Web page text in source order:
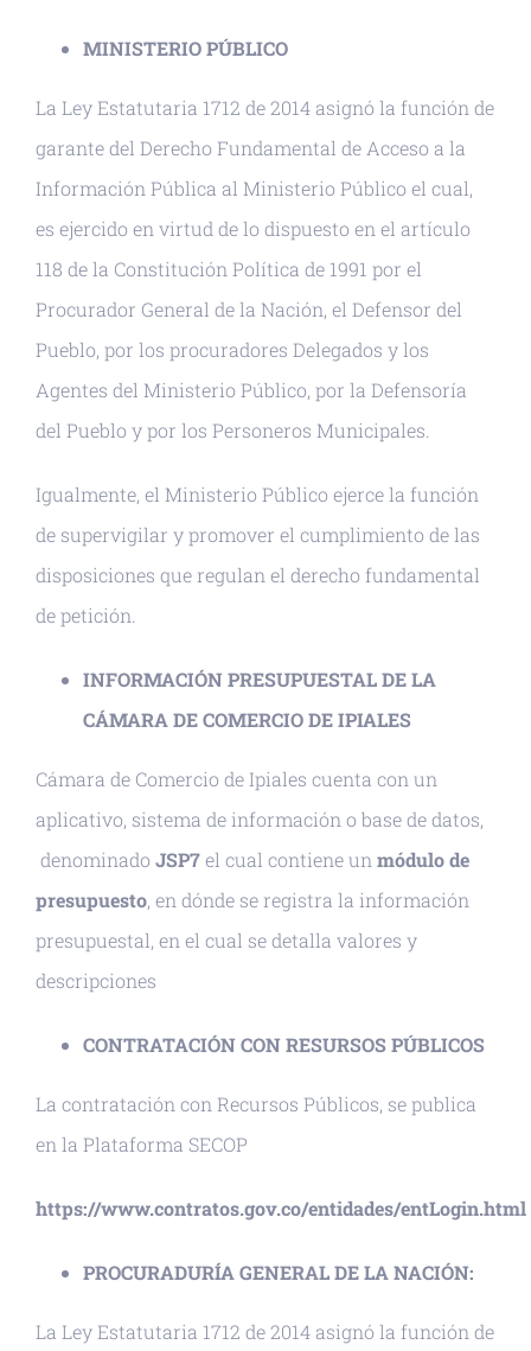
MINISTERIO PÚBLICO
La Ley Estatutaria 1712 de 2014 asignó la función de
garante del Derecho Fundamental de Acceso a la
Información Pública al Ministerio Público el cual,
es ejercido en virtud de lo dispuesto en el artículo
118 de la Constitución Política de 1991 por el
Procurador General de la Nación, el Defensor del
Pueblo, por los procuradores Delegados y los
Agentes del Ministerio Público, por la Defensoría
del Pueblo y por los Personeros Municipales.
Igualmente, el Ministerio Público ejerce la función
de supervigilar y promover el cumplimiento de las
disposiciones que regulan el derecho fundamental
de petición.
INFORMACIÓN PRESUPUESTAL DE LA
CÁMARA DE COMERCIO DE IPIALES
Cámara de Comercio de Ipiales cuenta con un
aplicativo, sistema de información o base de datos,
denominado JSP7el cual contiene un módulo de
presupuesto, en dónde se registra la información
presupuestal, en el cual se detalla valores y
descripciones
CONTRATACIÓN CON RESURSOS PÚBLICOS
La contratación con Recursos Públicos, se publica
en la Plataforma SECOP
https://www.contratos.gov.co/entidades/entLogin.html
PROCURADURÍA GENERAL DE LA NACIÓN:
La Ley Estatutaria 1712 de 2014 asignó la función de